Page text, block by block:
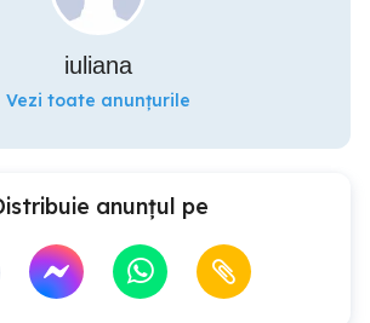
iuliana
Vezi toate anunțurile
anunțul pe